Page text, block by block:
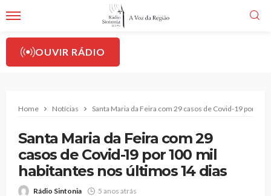
OUVIR RÁDIO
Home Notícias Santa Maria da Feira com 29 casos de Covid-19 por
Santa Maria da Feira com 29
casos de Covid-19 por 100 mil
habitantes nos últimos 14 dias
Rádio Sintonia 5 anos atrás